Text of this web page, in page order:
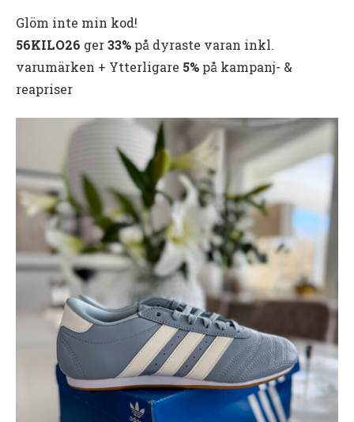
Glöm inte min kod!
56KILO26 ger33% på dyraste varan inkl.
varumärken + Ytterligare 5% på kampanj- &
reapriser